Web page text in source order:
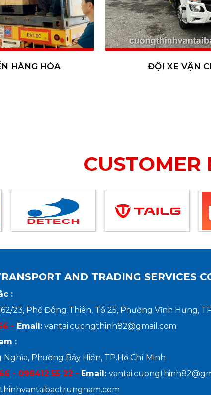
HÀNG HÓA ĐỘI XE VẬN
CUSTOMER
AND TRADING SERVICES
:
23, Phố Đông Thiên, Tổ 25, Phường Vĩnh Hưng,
- Email: vantai.cuongthinh82@gmail.com
:
Nghĩa, Phường Bảy Hiền, TP.Hồ Chí Minh
- 098412 55 22 - Email: